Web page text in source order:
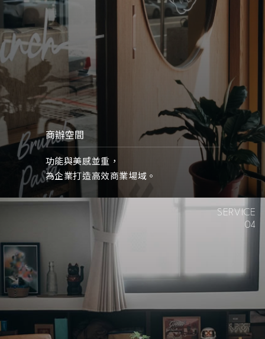
商辦空間
功能與美感並重，
為企業打造高效商業場域。
SERVICE
04